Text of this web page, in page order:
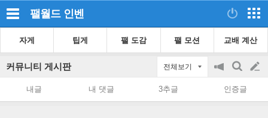
팰월드 인벤
자게 팁게 팰 도감 팰 모션 교배 계산
커뮤니티 게시판 전체보기
공
on/off
검
색
글
쓰
내글 내 댓글 3추글 인증글